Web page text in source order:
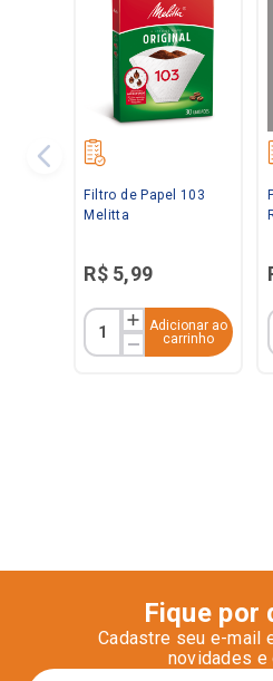
Filtro de Papel 103
Melitta
R$ 5,99
Adicionar ao
carrinho
Fique por
Cadastre seu e-mail
novidades e